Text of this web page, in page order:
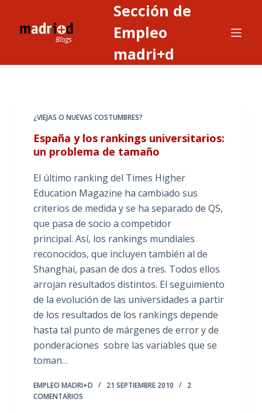
Sección de
Empleo
madri+d
¿VIEJAS O NUEVAS COSTUMBRES?
España y los rankings universitarios:
un problema de tamaño
El último ranking del Times Higher
Education Magazine ha cambiado sus
criterios de medida y se ha separado de QS,
que pasa de socio a competidor
principal. Así, los rankings mundiales
reconocidos, que incluyen también al de
Shanghai, pasan de dos a tres. Todos ellos
arrojan resultados distintos. El seguimiento
de la evolución de las universidades a partir
de los resultados de los rankings depende
hasta tal punto de márgenes de error y de
ponderaciones sobre las variables que se
toman…
EMPLEO MADRI+D 21 SEPTIEMBRE 2010
2
COMENTARIOS